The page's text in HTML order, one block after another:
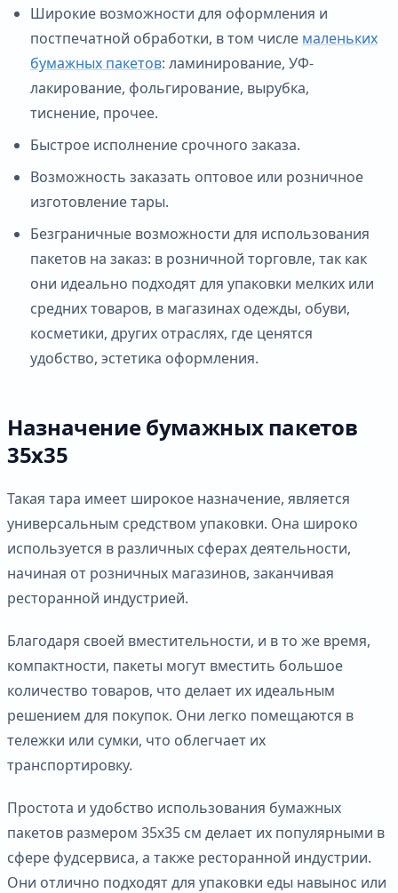
Широкие возможности для оформления и
постпечатной обработки, в том числе маленьких
бумажных пакетов: ламинирование, УФ-
лакирование, фольгирование, вырубка,
тиснение, прочее.
Быстрое исполнение срочного заказа.
Возможность заказать оптовое или розничное
изготовление тары.
Безграничные возможности для использования
пакетов на заказ: в розничной торговле, так как
они идеально подходят для упаковки мелких или
средних товаров, в магазинах одежды, обуви,
косметики, других отраслях, где ценятся
удобство, эстетика оформления.
Назначение бумажных пакетов
35х35
Такая тара имеет широкое назначение, является
универсальным средством упаковки. Она широко
используется в различных сферах деятельности,
начиная от розничных магазинов, заканчивая
ресторанной индустрией.
Благодаря своей вместительности, и в то же время,
компактности, пакеты могут вместить большое
количество товаров, что делает их идеальным
решением для покупок. Они легко помещаются в
тележки или сумки, что облегчает их
транспортировку.
Простота и удобство использования бумажных
пакетов размером 35х35 см делает их популярными в
сфере фудсервиса, а также ресторанной индустрии.
Они отлично подходят для упаковки еды навынос или